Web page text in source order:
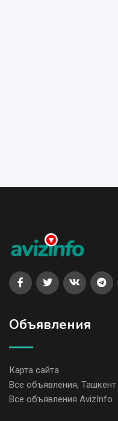
Объявления
Карта сайта
Все объявления, Ташкент
Все объявления AvizInfo